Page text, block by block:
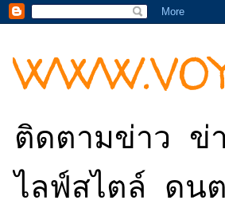
ติดตามข่าว ข่
ไลฟ์สไตล์ ดน